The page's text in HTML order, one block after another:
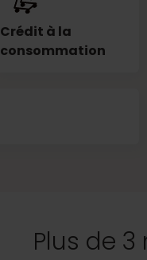
Crédit à la
consommation
Plus de